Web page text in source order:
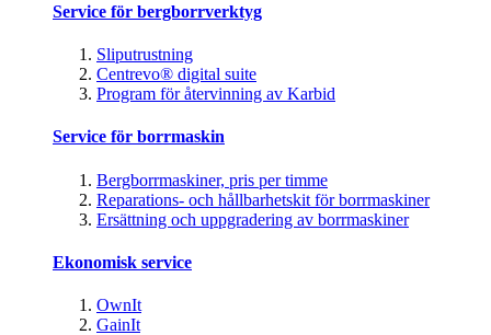
Service för bergborrverktyg
Sliputrustning
Centrevo® digital suite
Program för återvinning av Karbid
Service för borrmaskin
Bergborrmaskiner, pris per timme
Reparations- och hållbarhetskit för borrmaskiner
Ersättning och uppgradering av borrmaskiner
Ekonomisk service
OwnIt
GainIt